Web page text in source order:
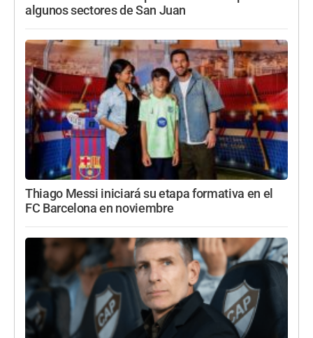
algunos sectores de San Juan
Thiago Messi iniciará su etapa formativa en el
FC Barcelona en noviembre